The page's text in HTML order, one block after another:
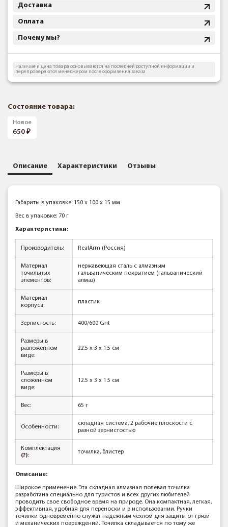
Доставка
Оплата
Почему мы?
Наличие и цена товара основываются на последней доступной информации и
перепроверяются менеджером после оформления заказа
Состояние товара:
Новое
650
Описание Характеристики Отзывы
Габариты в упаковке: 150 x 100 x 15 мм
Вес в упаковке: 70 г
Характеристики:
Производитель: RealArm (Россия)
Материал
точильных
элементов:
нержавеющая сталь с алмазным
гальваническим покрытием (гальванический
алмаз)
Материал
корпуса:
пластик
Зернистость: 400/600 Grit
Размеры в
разложенном
виде:
22.5 х 3 х 1.5 см
Размеры в
сложенном
виде:
12.5 х 3 х 1.5 см
Вес: 65 г
Особенности:
складная система, 2 рабочие плоскости с
разной зернистостью
Комплектация
(?):
точилка, блистер
Описание:
Широкое применение. Эта складная алмазная полевая точилка
разработана специально для туристов и всех других любителей
проводить свое свободное время на природе. Она компактная, легкая,
эффективная, удобная для переноски и в использовании. Ручки
точилки одновременно служат надежным чехлом для защиты от грязи
и механических повреждений. Точилка складывается по тому же